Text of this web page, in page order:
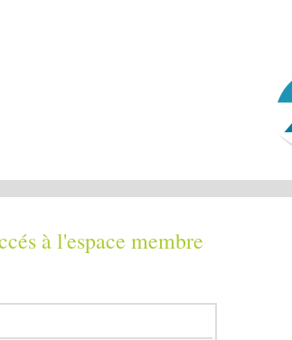
à l'espace membre